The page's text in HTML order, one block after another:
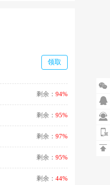
领取
剩余： 94%
剩余： 95%
剩余： 97%
剩余： 95%
剩余： 44%




